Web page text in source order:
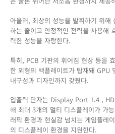
아울러, 최상의 성능을 발휘하기 위
하는 줄이고 안정적인 전력을 사용해
력한 성능을 자랑한다.
특히, PCB 기판의 휘어짐 현상 등을
한 외형의 백플레이트가 탑재돼 GPU
내구성과 디자인까지 갖췄다.
입출력 단자는 Display Port 1.4 ,
해 최대 3개의 멀티 디스플레이가 가
래픽 환경과 현실감 넘치는 게임플레
의 디스플레이 환경을 지원한다.